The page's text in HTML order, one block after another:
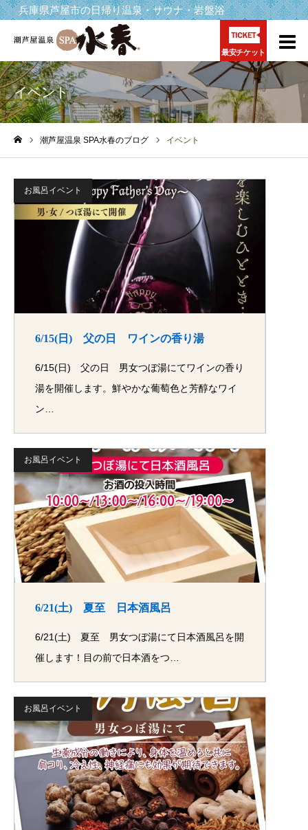
兵庫県芦屋市の日帰り温泉・サウナ・岩盤浴
最安チケット
イベント
潮芦屋温泉 SPA水春のブログ イベント
お風呂イベント
6/15(日) 父の日 ワインの香り湯
6/15(日) 父の日 男女つぼ湯にてワインの香り
湯を開催します。鮮やかな葡萄色と芳醇なワイ
ン…
お風呂イベント
6/21(土) 夏至 日本酒風呂
6/21(土) 夏至 男女つぼ湯にて日本酒風呂を開
催します！目の前で日本酒をつ…
お風呂イベント